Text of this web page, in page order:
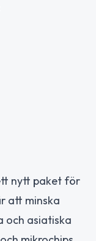
nytt paket för
att minska
och asiatiska